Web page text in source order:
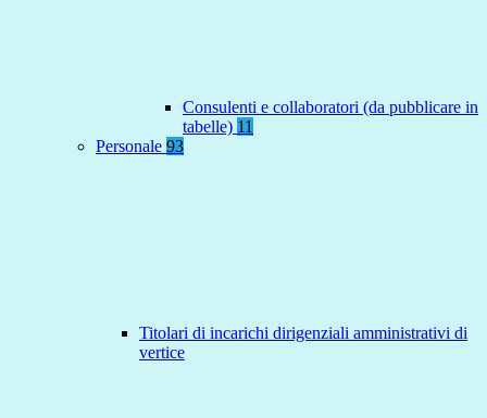
Consulenti e collaboratori (da pubblicare in
tabelle) 11
Personale 93
Titolari di incarichi dirigenziali amministrativi di
vertice